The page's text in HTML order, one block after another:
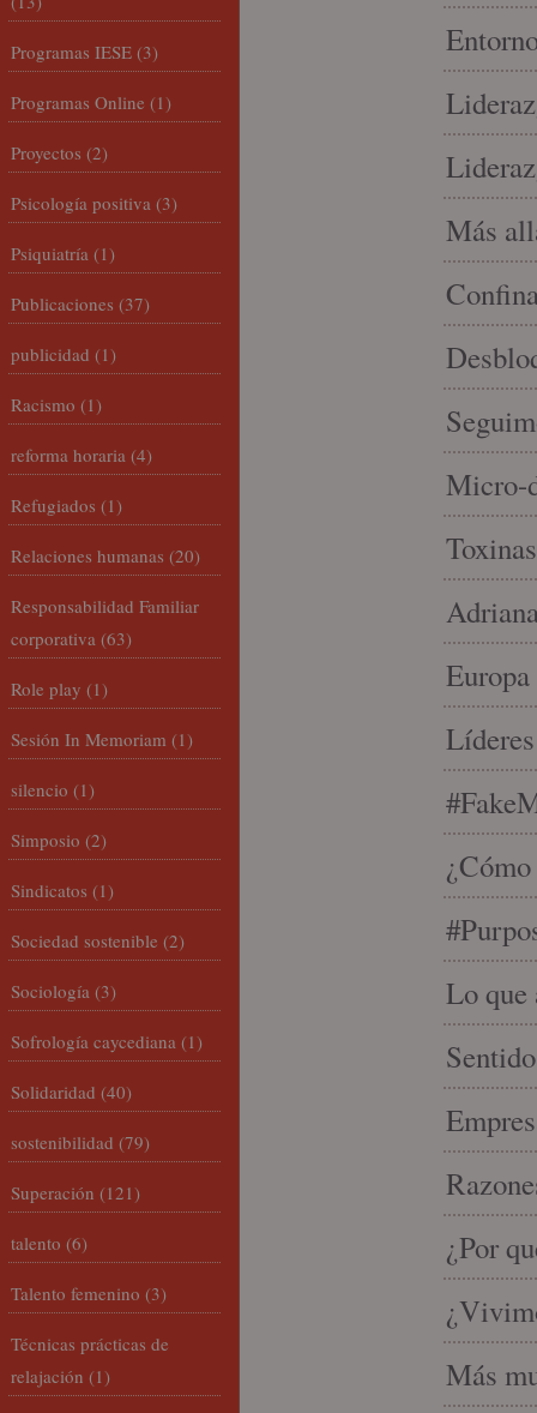
Más
Micro-
Lo que
¿Por
Más
Programas IESE (3)
Programas Online (1)
Proyectos (2)
Psicología positiva (3)
Psiquiatría (1)
Publicaciones (37)
publicidad (1)
Racismo (1)
reforma horaria (4)
Refugiados (1)
Relaciones humanas (20)
Responsabilidad Familiar
corporativa (63)
Role play (1)
Sesión In Memoriam (1)
silencio (1)
Simposio (2)
Sindicatos (1)
Sociedad sostenible (2)
Sociología (3)
Sofrología caycediana (1)
Solidaridad (40)
sostenibilidad (79)
Superación (121)
talento (6)
Talento femenino (3)
Técnicas prácticas de
relajación (1)